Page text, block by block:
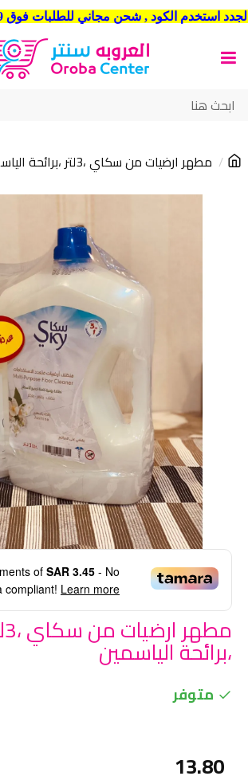
شحن مجاني للطلبات فوق 499رس داخل الرياض . وشحن الي جميع مدن المملكة العربية السعودية
مطهر ارضيات من سكاي ،3لتر ،برائحة الياسمين
of SAR 3.45 - No
compliant! Learn more
،برائحة الياسمين
متوفر
13.80